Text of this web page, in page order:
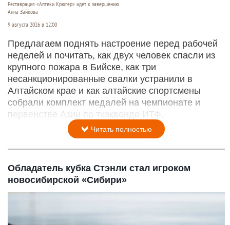
Реставрация «Аптеки Крюгер» идет к завершению.
Анна Зайкова
9 августа 2026 в 12:00
Предлагаем поднять настроение перед рабочей
неделей и почитать, как двух человек спасли из
крупного пожара в Бийске, как три
несанкционированные свалки устранили в
Алтайском крае и как алтайские спортсмены
собрали комплект медалей на чемпионате и
первенстве Азии по тхэквондо ИТФ.
Читать полностью
Обладатель кубка Стэнли стал игроком
новосибирской «Сибири»